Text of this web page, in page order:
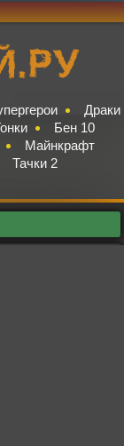
Драки
Бен 10
Майнкрафт
Тачки 2